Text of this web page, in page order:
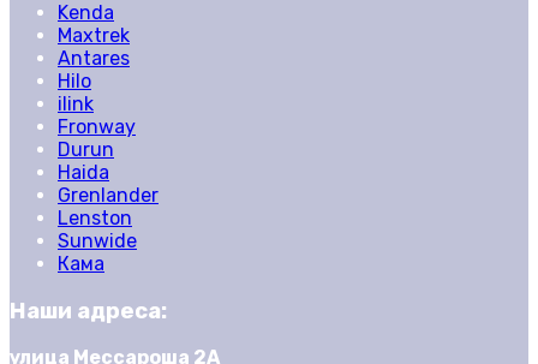
Kenda
Maxtrek
Antares
Hilo
ilink
Fronway
Durun
Haida
Grenlander
Lenston
Sunwide
Кама
Наши адреса:
улица Мессароша 2А